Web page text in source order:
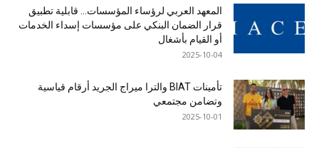
المعهد العربي لرؤساء المؤسسات… قابلية تطبيق
قرار الضمان البنكي على مؤسسات إسداء الخدمات
أو القيام بأشغال
2025-10-04
تأمينات BIAT والترا ميراج الجريد أرقام قياسية
وتضامن مجتمعي
2025-10-01